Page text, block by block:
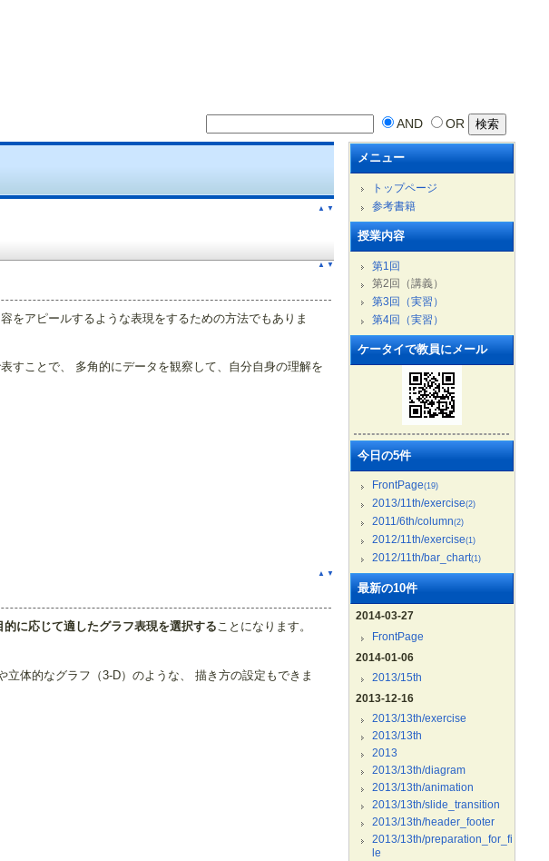
AND OR
▲ ▼
▲ ▼
をアピールするような表現をするための方法でもありま
すことで、 多角的にデータを観察して、自分自身の理解を
▲ ▼
的に応じて適したグラフ表現を選択する ことになります。
体的なグラフ（3-D）のような、 描き方の設定もできま
メニュー
トップページ
参考書籍
授業内容
第1回
第2回（講義）
第3回（実習）
第4回（実習）
ケータイで教員にメール
今日の5件
FrontPage(19)
2013/11th/exercise(2)
2011/6th/column(2)
2012/11th/exercise(1)
2012/11th/bar_chart(1)
最新の10件
2014-03-27
FrontPage
2014-01-06
2013/15th
2013-12-16
2013/13th/exercise
2013/13th
2013
2013/13th/diagram
2013/13th/animation
2013/13th/slide_transition
2013/13th/header_footer
2013/13th/preparation_for_fi
le